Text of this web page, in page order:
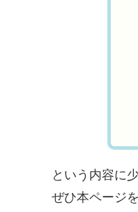
という内容に
ぜひ本ページ